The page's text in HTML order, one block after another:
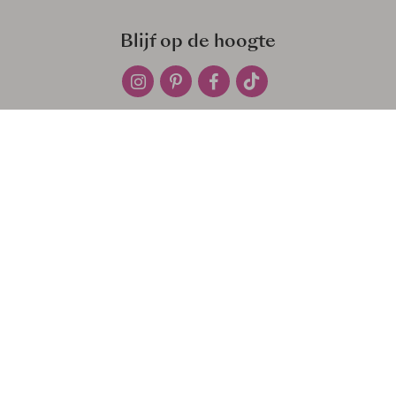
Blijf op de hoogte